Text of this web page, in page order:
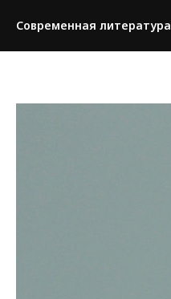
Современная литература